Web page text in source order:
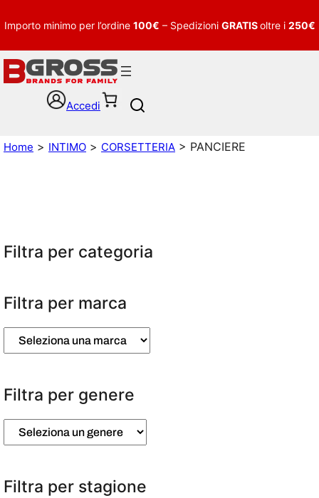
Importo minimo per l’ordine 100€ – Spedizioni GRATISoltre i 250€
Accedi
a
r
Home > INTIMO > CORSETTERIA > PANCIERE
Filtra per categoria
Filtra per marca
Filtra per genere
Filtra per stagione